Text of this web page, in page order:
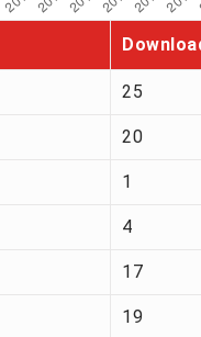
25
20
1
4
17
19